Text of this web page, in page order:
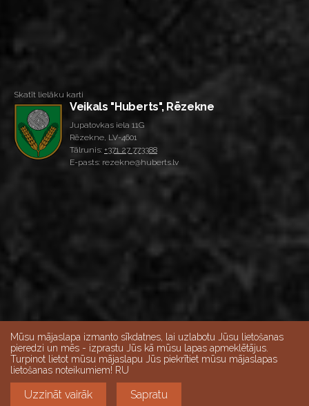
Skatīt lielāku karti
Veikals "Huberts", Rēzekne
Jupatovkas iela 11G
Rēzekne, LV-4601
Tālrunis: +371 27 773388
E-pasts: rezekne@huberts.lv
Skatīt lielāku karti
Veikalu darba laiks:
Darba dienās 10:00-18:00, Sestdienās 9:00-15:00,
Svētdien - slēgts
Mūsu mājaslapa izmanto sīkdatnes, lai uzlabotu Jūsu lietošanas
pieredzi un mēs - izprastu Jūs kā mūsu lapas apmeklētājus.
Turpinot lietot mūsu mājaslapu Jūs piekrītiet mūsu mājaslapas
lietošanas noteikumiem! RU
Uzzināt vairāk Sapratu